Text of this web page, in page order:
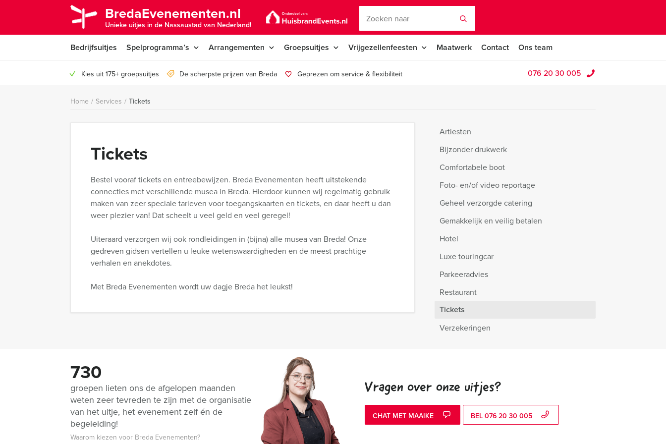
BredaEvenementen.nl
Unieke uitjes in de Nassaustad van Nederland!
Bedrijfsuitjes Spelprogramma’s Arrangementen Groepsuitjes Vrijgezellenfeesten Maatwerk Contact Ons team
Kies uit 175+ groepsuitjes De scherpste prijzen van Breda Geprezen om service & flexibiliteit 076 20 30 005
Home / Services / Tickets
Tickets
Bestel vooraf tickets en entreebewijzen. Breda Evenementen heeft uitstekende
connecties met verschillende musea in Breda. Hierdoor kunnen wij regelmatig gebruik
maken van zeer speciale tarieven voor toegangskaarten en tickets, en daar heeft u dan
weer plezier van! Dat scheelt u veel geld en veel geregel!
Uiteraard verzorgen wij ook rondleidingen in (bijna) alle musea van Breda! Onze
gedreven gidsen vertellen u leuke wetenswaardigheden en de meest prachtige
verhalen en anekdotes.
Met Breda Evenementen wordt uw dagje Breda het leukst!
Artiesten
Bijzonder drukwerk
Comfortabele boot
Foto- en/of video reportage
Geheel verzorgde catering
Gemakkelijk en veilig betalen
Hotel
Luxe touringcar
Parkeeradvies
Restaurant
Tickets
Verzekeringen
730
groepen lieten ons de afgelopen maanden
weten zeer tevreden te zijn met de organisatie
van het uitje, het evenement zelf én de
begeleiding!
Waarom kiezen voor Breda Evenementen?
Vragen over onze uitjes?
CHAT MET MAAIKE BEL 076 20 30 005